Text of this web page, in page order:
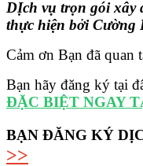
DỊch vụ trọn gói xây
thực hiện bởi Cường
Cảm ơn Bạn đã quan
Bạn hãy đăng ký tại
ĐẶC BIỆT NGAY
BẠN ĐĂNG KÝ
>>